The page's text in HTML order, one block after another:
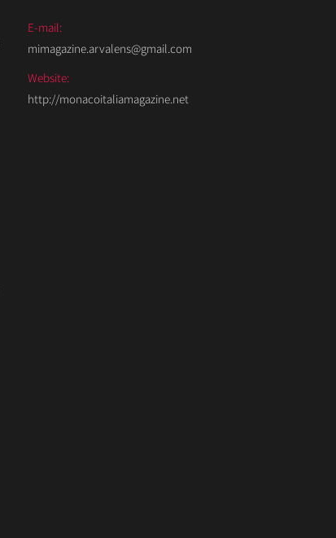
E-mail:
mimagazine.arvalens@gmail.com
Website:
http://monacoitaliamagazine.net